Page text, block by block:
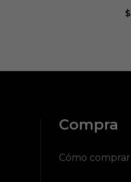
$
Compra
Cómo comprar